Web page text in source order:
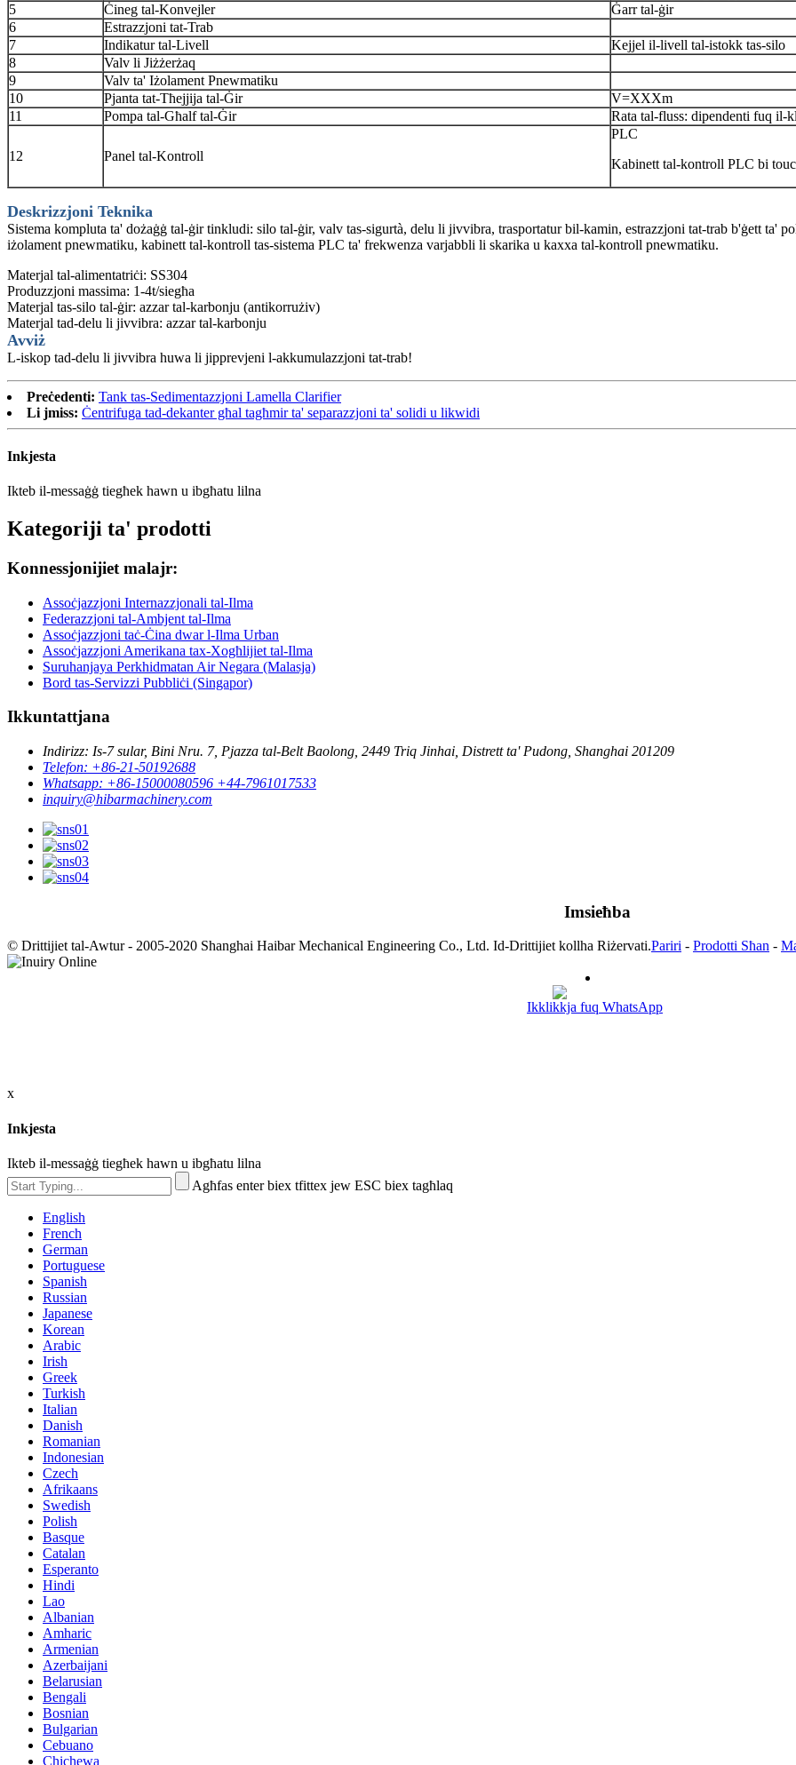
5
Ċineg tal-Konvejler
Ġarr tal-ġir
6
Estrazzjoni tat-Trab
7
Indikatur tal-Livell
Kejjel il-livell tal-istokk tas-silo
8
Valv li Jiżżerżaq
9
Valv ta' Iżolament Pnewmatiku
10
Pjanta tat-Tħejjija tal-Ġir
V=XXXm
11
Pompa tal-Għalf tal-Ġir Rata tal-fluss: dipendenti fuq il-
12 Panel tal-Kontroll
PLC
Kabinett tal-kontroll PLC bi
Deskrizzjoni Teknika
Sistema kompluta ta' dożaġġ tal-ġir tinkludi: silo tal-ġir, valv tas-sigurtà, delu li jivvibra, trasportatur bil-kamin, estrazzjoni tat-trab b'ġett ta'
iżolament pnewmatiku, kabinett tal-kontroll tas-sistema PLC ta' frekwenza varjabbli li skarika u kaxxa tal-kontroll pnewmatiku.
Materjal tal-alimentatriċi: SS304
Produzzjoni massima: 1-4t/siegħa
Materjal tas-silo tal-ġir: azzar tal-karbonju (antikorrużiv)
Materjal tad-delu li jivvibra: azzar tal-karbonju
Avviż
L-iskop tad-delu li jivvibra huwa li jipprevjeni l-akkumulazzjoni tat-trab!
Preċedenti: Tank tas-Sedimentazzjoni Lamella Clarifier
Li jmiss: Ċentrifuga tad-dekanter għal tagħmir ta' separazzjoni ta' solidi u likwidi
Inkjesta
Ikteb il-messaġġ tiegħek hawn u ibgħatu lilna
Kategoriji ta' prodotti
Konnessjonijiet malajr:
Assoċjazzjoni Internazzjonali tal-Ilma
Federazzjoni tal-Ambjent tal-Ilma
Assoċjazzjoni taċ-Ċina dwar l-Ilma Urban
Assoċjazzjoni Amerikana tax-Xogħlijiet tal-Ilma
Suruhanjaya Perkhidmatan Air Negara (Malasja)
Bord tas-Servizzi Pubbliċi (Singapor)
Ikkuntattjana
Indirizz: Is-7 sular, Bini Nru. 7, Pjazza tal-Belt Baolong, 2449 Triq Jinhai, Distrett ta' Pudong, Shanghai 201209
Telefon: +86-21-50192688
Whatsapp: +86-15000080596 +44-7961017533
inquiry@hibarmachinery.com
Imsieħba
© Drittijiet tal-Awtur - 2005-2020 Shanghai Haibar Mechanical Engineering Co., Ltd. Id-Drittijiet kollha Riżervati.Pariri - Prodotti Sħan -
Ikklikkja fuq WhatsApp
x
Inkjesta
Ikteb il-messaġġ tiegħek hawn u ibgħatu lilna
Agħfas enter biex tfittex jew ESC biex tagħlaq
English
French
German
Portuguese
Spanish
Russian
Japanese
Korean
Arabic
Irish
Greek
Turkish
Italian
Danish
Romanian
Indonesian
Czech
Afrikaans
Swedish
Polish
Basque
Catalan
Esperanto
Hindi
Lao
Albanian
Amharic
Armenian
Azerbaijani
Belarusian
Bengali
Bosnian
Bulgarian
Cebuano
Chichewa